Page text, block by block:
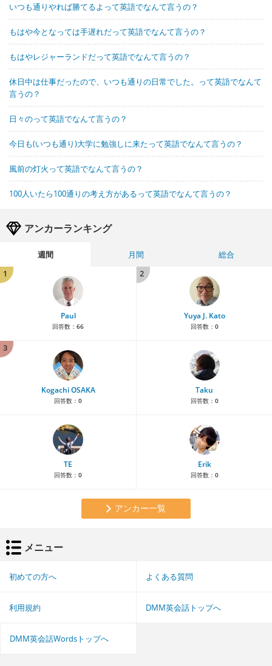
いつも通りやれば勝てるよって英語でなんて言うの？
もはや今となっては手遅れだって英語でなんて言うの？
もはやレジャーランドだって英語でなんて言うの？
休日中は仕事だったので、いつも通りの日常でした。って英語でなんて
言うの？
日々のって英語でなんて言うの？
今日も(いつも通り)大学に勉強しに来たって英語でなんて言うの？
風前の灯火って英語でなんて言うの？
100人いたら100通りの考え方があるって英語でなんて言うの？
アンカーランキング
週間 月間
総合
1
Paul
回答数： 66
2
Yuya J. Kato
回答数： 0
3
Kogachi OSAKA
回答数： 0
Taku
回答数： 0
TE
回答数： 0
Erik
回答数： 0
アンカー一覧
メニュー
初めての方へ よくある質問
利用規約 DMM英会話トップへ
DMM英会話Wordsトップへ